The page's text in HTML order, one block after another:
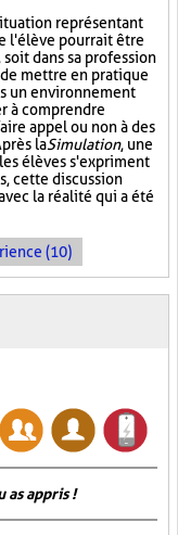
représentant
l'élève pourrait être
dans sa profession
mettre en pratique
un environnement
à comprendre
appel ou non à des
laSimulation, une
élèves s'expriment
cette discussion
la réalité qui a été
(10)
as appris !